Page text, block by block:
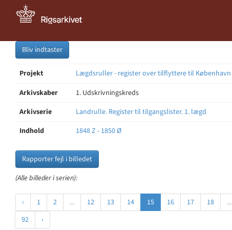
Bliv indtaster
Projekt
Lægdsruller - register over tilflyttere til København
Arkivskaber
1. Udskrivningskreds
Arkivserie
Landrulle. Register til tilgangslister. 1. lægd
Indhold
1848 Z - 1850 Ø
Rapporter fejl i billedet
(Alle billeder i serien):
‹ 1 2 ... 12 13 14 15 16 17 18 ...
92
›